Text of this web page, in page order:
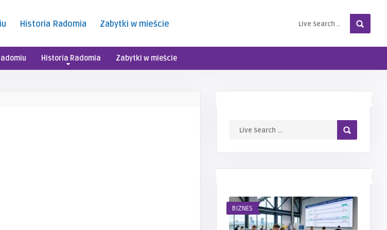
Historia Radomia Zabytki w mieście
Historia Radomia Zabytki w mieście
BIZNES